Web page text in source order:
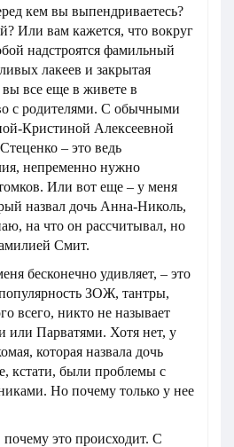
кем вы выпендриваетесь?
Или вам кажется, что вокруг
надстроятся фамильный
лакеев и закрытая
все еще в живете в
с родителями. С обычными
Кристиной Алексеевной
– это ведь
непременно нужно
Или вот еще – у меня
назвал дочь Анна-Николь,
на что он рассчитывал, но
Смит.
бесконечно удивляет, – это
ЗОЖ, тантры,
всего, никто не называет
или Парватями. Хотя нет, у
которая назвала дочь
кстати, были проблемы с
Но почему только у нее
это происходит. С